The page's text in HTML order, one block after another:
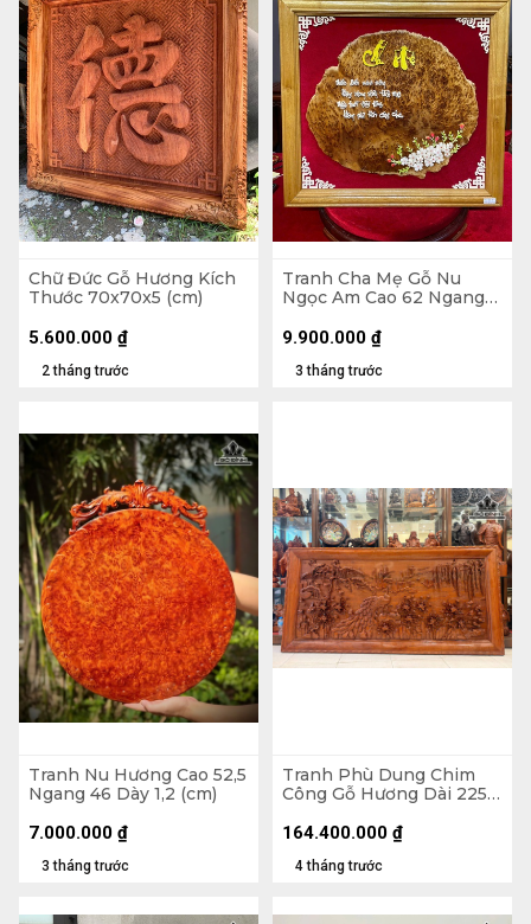
Chữ Đức Gỗ Hương Kích
Thước 70x70x5 (cm)
2 tháng trước
5.600.000 ₫
Tranh Cha Mẹ Gỗ Nu
Ngọc Am Cao 62 Ngang
3 tháng trước
9.900.000 ₫
Tranh Nu Hương Cao 52,5
Ngang 46 Dày 1,2 (cm)
3 tháng trước
7.000.000 ₫
Tranh Phù Dung Chim
Công Gỗ Hương Dài 225
4 tháng trước
164.400.000 ₫